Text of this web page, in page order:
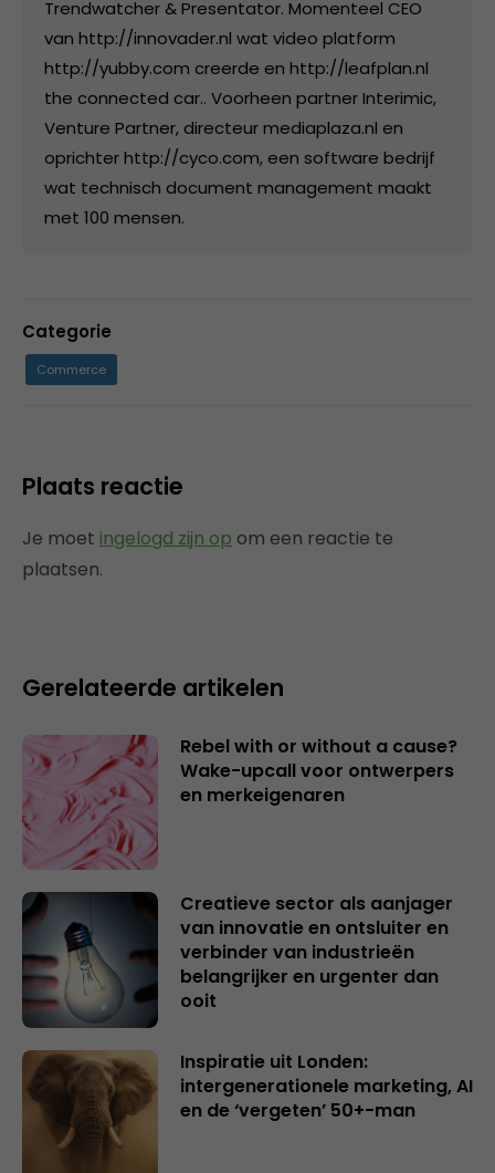
Trendwatcher & Presentator. Momenteel CEO
van http://innovader.nl wat video platform
http://yubby.com creerde en http://leafplan.nl
the connected car.. Voorheen partner Interimic,
Venture Partner, directeur mediaplaza.nl en
oprichter http://cyco.com, een software bedrijf
wat technisch document management maakt
met 100 mensen.
Categorie
Commerce
Plaats reactie
Je moet ingelogd zijn op om een reactie te
plaatsen.
Gerelateerde artikelen
Rebel with or without a cause?
Wake-upcall voor ontwerpers
en merkeigenaren
Creatieve sector als aanjager
van innovatie en ontsluiter en
verbinder van industrieën
belangrijker en urgenter dan
ooit
Inspiratie uit Londen:
intergenerationele marketing, AI
en de ‘vergeten’ 50+-man